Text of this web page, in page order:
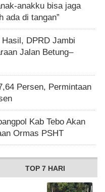
anakku bisa jaga
ada di tangan”
DPRD Jambi
Jalan Betung–
Persen, Permintaan
Kab Tebo Akan
Ormas PSHT
TOP 7 HARI